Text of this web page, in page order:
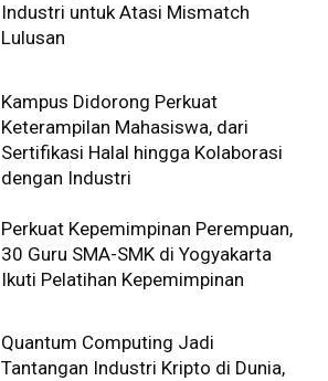
Industri untuk Atasi Mismatch
Lulusan
Kampus Didorong Perkuat
Keterampilan Mahasiswa, dari
Sertifikasi Halal hingga Kolaborasi
dengan Industri
Perkuat Kepemimpinan Perempuan,
30 Guru SMA-SMK di Yogyakarta
Ikuti Pelatihan Kepemimpinan
Quantum Computing Jadi
Tantangan Industri Kripto di Dunia,